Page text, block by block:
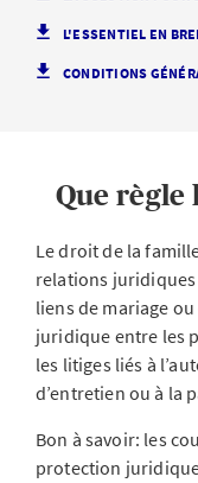
L'ESSENTIEL EN
CONDITIONS
Que règle
Le droit de la
relations
liens de mariage
juridique entre les
les litiges liés à
d’entretien ou à la
Bon à savoir: les
protection